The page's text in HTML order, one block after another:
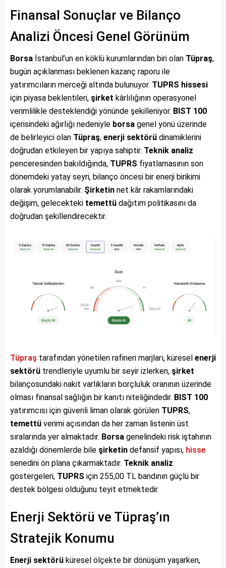
Finansal Sonuçlar ve Bilanço
Analizi Öncesi Genel Görünüm
Borsa İstanbul’un en köklü kurumlarından biri olan Tüpraş,
bugün açıklanması beklenen kazanç raporu ile
yatırımcıların merceği altında bulunuyor. TUPRS hissesi
için piyasa beklentileri, şirket kârlılığının operasyonel
verimlilikle desteklendiği yönünde şekilleniyor. BIST 100
içerisindeki ağırlığı nedeniyle borsa genel yönü üzerinde
de belirleyici olan Tüpraş, enerji sektörü dinamiklerini
doğrudan etkileyen bir yapıya sahiptir. Teknik analiz
penceresinden bakıldığında, TUPRS fiyatlamasının son
dönemdeki yatay seyri, bilanço öncesi bir enerji birikimi
olarak yorumlanabilir. Şirketin net kâr rakamlarındaki
değişim, gelecekteki temettü dağıtım politikasını da
doğrudan şekillendirecektir.
Tüpraş tarafından yönetilen rafineri marjları, küresel enerji
sektörü trendleriyle uyumlu bir seyir izlerken, şirket
bilançosundaki nakit varlıkların borçluluk oranının üzerinde
olması finansal sağlığın bir kanıtı niteliğindedir. BIST 100
yatırımcısı için güvenli liman olarak görülen TUPRS,
temettü verimi açısından da her zaman listenin üst
sıralarında yer almaktadır. Borsa genelindeki risk iştahının
azaldığı dönemlerde bile şirketin defansif yapısı, hisse
senedini ön plana çıkarmaktadır. Teknik analiz
göstergeleri, TUPRS için 255,00 TL bandının güçlü bir
destek bölgesi olduğunu teyit etmektedir.
Enerji Sektörü ve Tüpraş’ın
Stratejik Konumu
Enerji sektörü küresel ölçekte bir dönüşüm yaşarken,